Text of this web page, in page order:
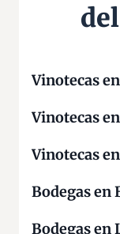
Vinotecas
Vinotecas
Vinotecas
Bodegas en
Bodegas en